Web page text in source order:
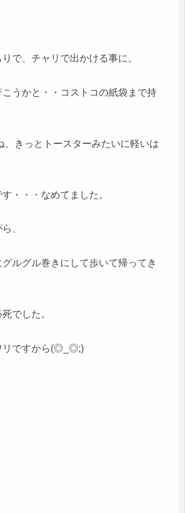
で、チャリで出かける事に。
うかと・・コストコの紙袋まで持
、きっとトースターみたいに軽いは
・・・なめてました。
、
ルグル巻きにして歩いて帰ってき
でした。
リですから(◎_◎;)